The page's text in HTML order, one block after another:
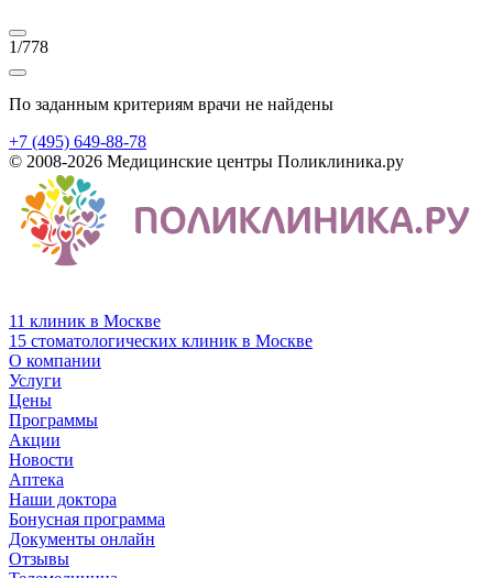
1/778
По заданным критериям врачи не найдены
+7 (495) 649-88-78
© 2008-2026 Медицинские центры Поликлиника.ру
11 клиник в Москве
15 стоматологических клиник в Москве
О компании
Услуги
Цены
Программы
Акции
Новости
Аптека
Наши доктора
Бонусная программа
Документы онлайн
Отзывы